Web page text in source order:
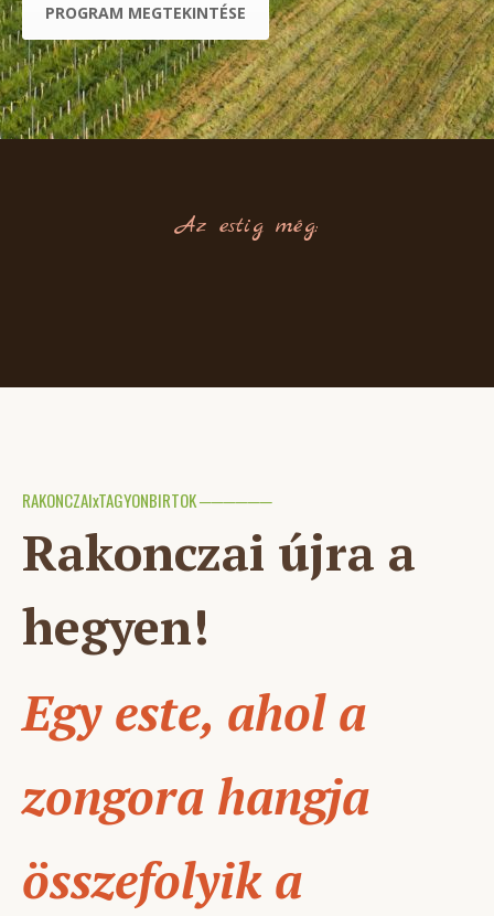
PROGRAM MEGTEKINTÉSE
Az estig még:
RAKONCZAIxTAGYONBIRTOK ──────
Rakonczai újra a
hegyen!
Egy este, ahol a
zongora hangja
összefolyik a